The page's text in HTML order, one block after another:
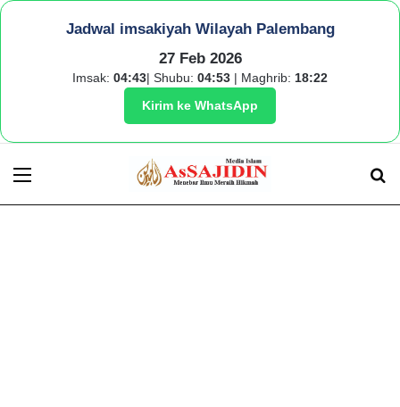
Jadwal imsakiyah Wilayah Palembang
27 Feb 2026
Imsak: 04:43| Shubu: 04:53 | Maghrib: 18:22
Kirim ke WhatsApp
Menu